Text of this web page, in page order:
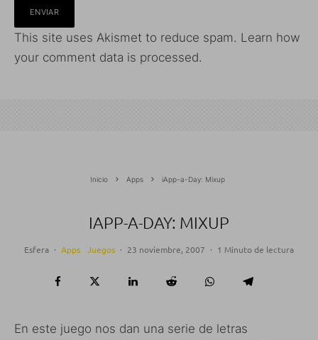
This site uses Akismet to reduce spam. Learn how
your comment data is processed.
Inicio Apps iApp-a-Day: Mixup
IAPP-A-DAY: MIXUP
Esfera · Apps Juegos · 23 noviembre, 2007 · 1 Minuto de lectura
En este juego nos dan una serie de letras